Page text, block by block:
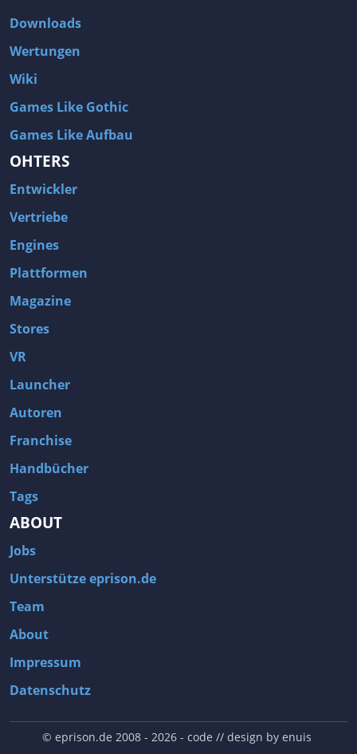
Downloads
Wertungen
Wiki
Games Like Gothic
Games Like Aufbau
OHTERS
Entwickler
Vertriebe
Engines
Plattformen
Magazine
Stores
VR
Launcher
Autoren
Franchise
Handbücher
Tags
ABOUT
Jobs
Unterstütze eprison.de
Team
About
Impressum
Datenschutz
© eprison.de 2008 - 2026- code // design by enuis